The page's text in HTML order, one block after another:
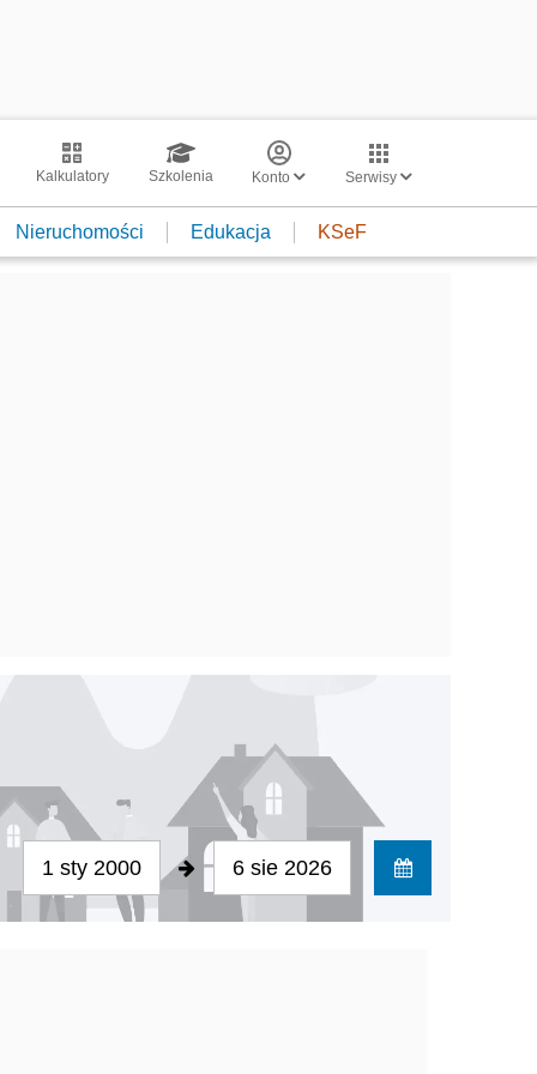
Kalkulatory Szkolenia Konto Serwisy
Nieruchomości Edukacja KSeF
1 sty 2000 6 sie 2026